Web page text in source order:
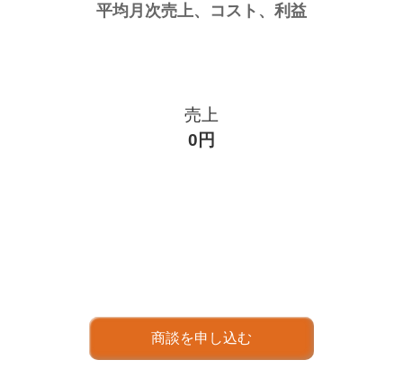
売上
0円
商談を申し込む